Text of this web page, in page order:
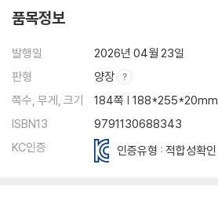
품목정보
발행일
2026년 04월 23일
판형
양장
쪽수, 무게, 크기
184쪽 | 188*255*20mm
ISBN13
9791130688343
KC인증
인증유형 : 적합성확인